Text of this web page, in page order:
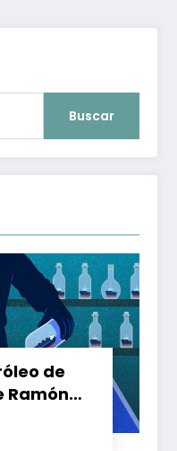
Buscar
de
Ramón
de
en